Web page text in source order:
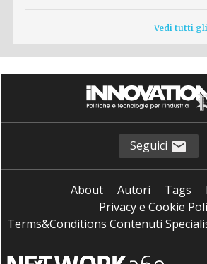
Vedi tutti
Seguici
About Autori Tags
Privacy e Cookie
Terms&Conditions Contenuti